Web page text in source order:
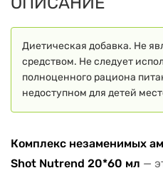
Диетическая добавка. Не
средством. Не следует
полноценного рациона
недоступном для детей
Комплекс незаменимых
Shot Nutrend 20*60 мл —